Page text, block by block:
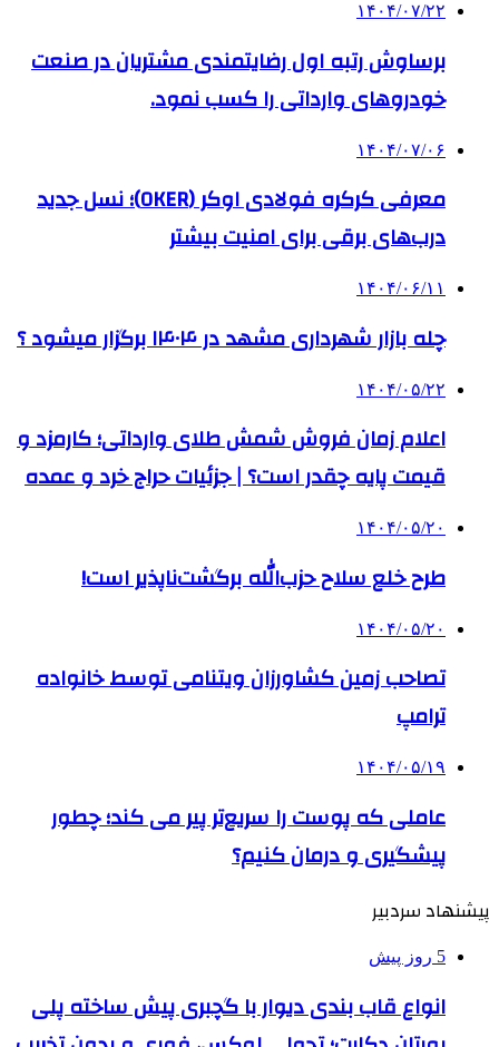
۱۴۰۴/۰۷/۲۲
برساوش رتبه اول رضایتمندی مشتریان در صنعت
خودروهای وارداتی را کسب نمود.
۱۴۰۴/۰۷/۰۶
معرفی کرکره فولادی اوکر (OKER)؛ نسل جدید
درب‌های برقی برای امنیت بیشتر
۱۴۰۴/۰۶/۱۱
چله بازار شهرداری مشهد در ۱۴۰۴ برگزار میشود ؟
۱۴۰۴/۰۵/۲۲
اعلام زمان فروش شمش طلای وارداتی؛ کارمزد و
قیمت پایه چقدر است؟ | جزئیات حراج خرد و عمده
۱۴۰۴/۰۵/۲۰
طرح خلع سلاح حزب‌الله برگشت‌ناپذیر است!
۱۴۰۴/۰۵/۲۰
تصاحب زمین کشاورزان ویتنامی توسط خانواده
ترامپ
۱۴۰۴/۰۵/۱۹
عاملی که پوست را سریع‌تر پیر می کند؛ چطور
پیشگیری و درمان کنیم؟
پیشنهاد سردبیر
5 روز پیش
انواع قاب بندی دیوار با گچبری پیش ساخته پلی